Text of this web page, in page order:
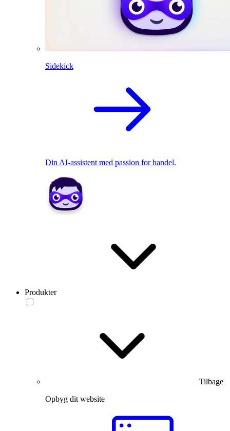
Sidekick
Din AI-assistent med passion for handel.
Produkter
Tilbage
Opbyg dit website